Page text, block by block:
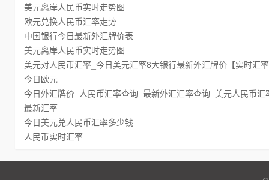
美元离岸人民币实时走势图
欧元兑换人民币汇率走势
中国银行今日最新外汇牌价表
美元离岸人民币实时走势图
美元对人民币汇率_今日美元汇率8大银行最新外汇牌价【实时汇
今日欧元
今日外汇牌价_人民币汇率查询_最新外汇汇率查询_美元人民币汇
最新汇率
今日美元兑人民币汇率多少钱
人民币实时汇率